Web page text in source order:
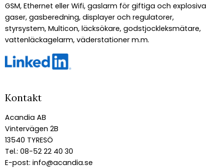
GSM, Ethernet eller Wifi, gaslarm för giftiga och explosiva
gaser, gasberedning, displayer och regulatorer,
styrsystem, Multicon, läcksökare, godstjockleksmätare,
vattenläckagelarm, väderstationer m.m.
Kontakt
Acandia AB
Vintervägen 2B
13540 TYRESÖ
Tel.: 08-52 22 40 30
E-post: info@acandia.se